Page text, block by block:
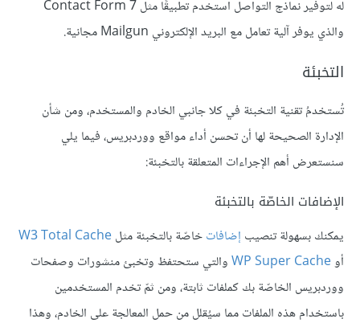
له لتوفير نماذج التواصل استخدم تطبيقًا مثل Contact Form 7
والذي يوفر آلية تعامل مع البريد الإلكتروني Mailgun مجانية.
التخبئة
تُستخدمُ تقنية التخبئة في كلا جانبي الخادم والمستخدم، ومن شأن
الإدارة الصحيحة لها أن تحسن أداء مواقع ووردبريس، فيما يلي
سنستعرض أهم الإجراءات المتعلقة بالتخبئة:
الإضافات الخاصّة بالتخبئة
يمكنك بسهولة تنصيب إضافاتخاصّة بالتخبئة مثلW3 Total Cache
أوWP Super Cacheوالتي ستحتفظ وتخبئ منشورات وصفحات
ووردبريس الخاصّة بك كملفات ثابتة، ومن ثمّ تخدم المستخدمين
باستخدام هذه الملفات مما سيُقلل من حمل المعالجة على الخادم، وهذا